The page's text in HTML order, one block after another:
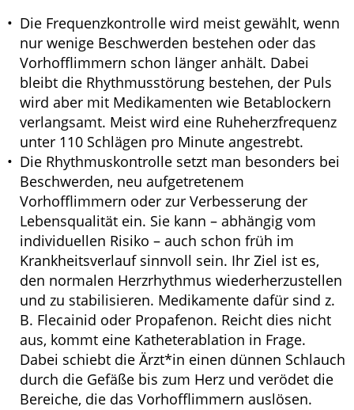
Die Frequenzkontrolle wird meist gewählt, wenn
nur wenige Beschwerden bestehen oder das
Vorhofflimmern schon länger anhält. Dabei
bleibt die Rhythmusstörung bestehen, der Puls
wird aber mit Medikamenten wie Betablockern
verlangsamt. Meist wird eine Ruheherzfrequenz
unter 110 Schlägen pro Minute angestrebt.
Die Rhythmuskontrolle setzt man besonders bei
Beschwerden, neu aufgetretenem
Vorhofflimmern oder zur Verbesserung der
Lebensqualität ein. Sie kann – abhängig vom
individuellen Risiko – auch schon früh im
Krankheitsverlauf sinnvoll sein. Ihr Ziel ist es,
den normalen Herzrhythmus wiederherzustellen
und zu stabilisieren. Medikamente dafür sind z.
B. Flecainid oder Propafenon. Reicht dies nicht
aus, kommt eine Katheterablation in Frage.
Dabei schiebt die Ärzt*in einen dünnen Schlauch
durch die Gefäße bis zum Herz und verödet die
Bereiche, die das Vorhofflimmern auslösen.